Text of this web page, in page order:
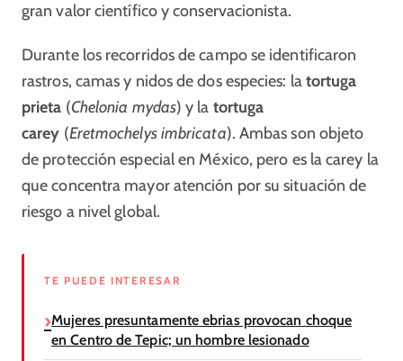
gran valor científico y conservacionista.
Durante los recorridos de campo se identificaron
rastros, camas y nidos de dos especies: latortuga
prieta (Chelonia mydas) y la tortuga
carey (Eretmochelys imbricata). Ambas son objeto
de protección especial en México, pero es la carey la
que concentra mayor atención por su situación de
riesgo a nivel global.
TE PUEDE INTERESAR
Mujeres presuntamente ebrias provocan choque
en Centro de Tepic; un hombre lesionado